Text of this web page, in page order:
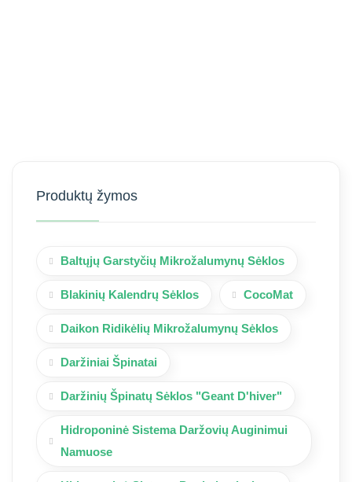
Produktų žymos
Baltųjų Garstyčių Mikrožalumynų Sėklos
Blakinių Kalendrų Sėklos CocoMat
Daikon Ridikėlių Mikrožalumynų Sėklos
Daržiniai Špinatai
Daržinių Špinatų Sėklos "Geant D'hiver"
Hidroponinė Sistema Daržovių Auginimui
Namuose